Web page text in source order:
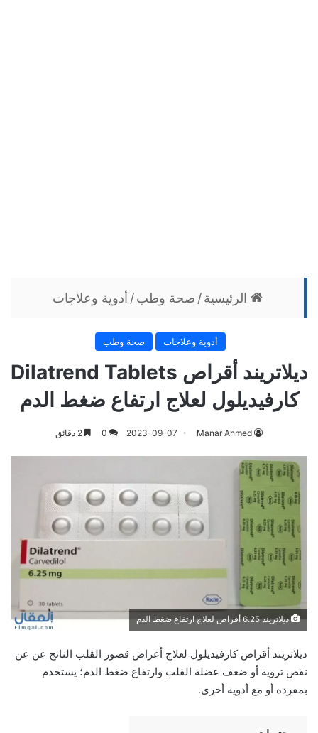
الرئيسية / صحة وطب / أدوية وعلاجات
أدوية وعلاجات صحة وطب
ديلاتريند أقراص Dilatrend Tablets
كارفيديلول لعلاج ارتفاع ضغط الدم
Manar Ahmed
2023-09-07
0
ديلاتريند 6.25 أقراص لعلاج ارتفاع ضغط الدم
ديلاتريند أقراص كارفيديلول لعلاج أعراض قصور القلب الناتج عن عن
نقص تروية أو ضعف عضلة القلب وارتفاع ضغط الدم؛ يستخدم
بمفرده أو مع أدوية أخرى.